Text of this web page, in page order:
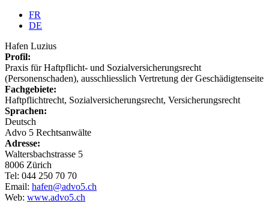
FR
DE
Hafen Luzius
Profil:
Praxis für Haftpflicht- und Sozialversicherungsrecht
(Personenschaden), ausschliesslich Vertretung der Geschädigtenseite
Fachgebiete:
Haftpflichtrecht, Sozialversicherungsrecht, Versicherungsrecht
Sprachen:
Deutsch
Advo 5 Rechtsanwälte
Adresse:
Waltersbachstrasse 5
8006 Zürich
Tel: 044 250 70 70
Email: hafen@advo5.ch
Web: www.advo5.ch